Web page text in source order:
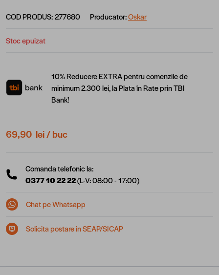
COD PRODUS:277680 Producator:Oskar
Stoc epuizat
10% Reducere EXTRA pentru comenzile de
minimum 2.300 lei, la Plata în Rate prin TBI
Bank!
69,90 lei/ buc
Comanda telefonic la:
0377 10 22 22(L-V: 08:00 - 17:00)
Chat pe Whatsapp
Solicita postare in SEAP/SICAP